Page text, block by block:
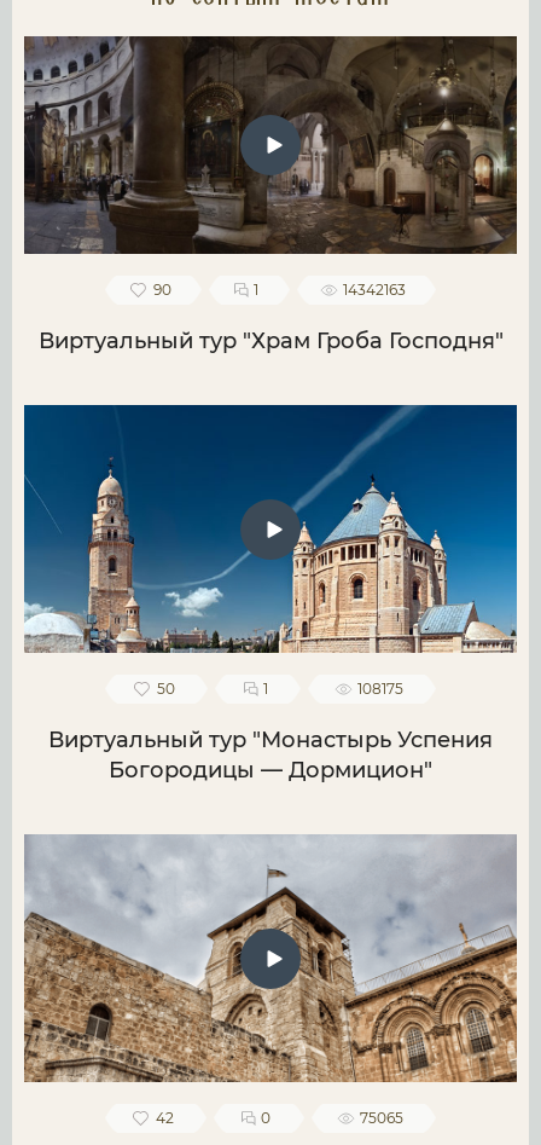
90 1 14342163
Виртуальный тур "Храм Гроба Господня"
50 1 108175
Виртуальный тур "Монастырь Успения
Богородицы — Дормицион"
42 0 75065